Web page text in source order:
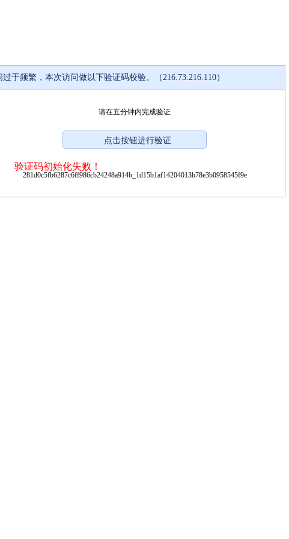
过于频繁，本次访问做以下验证码校验。（216.73.216.110）
请在五分钟内完成验证
验证码初始化失败！
281d0c5fb6287c6ff986cb24248a914b_1d15b1af14204013b78e3b0958545f9e